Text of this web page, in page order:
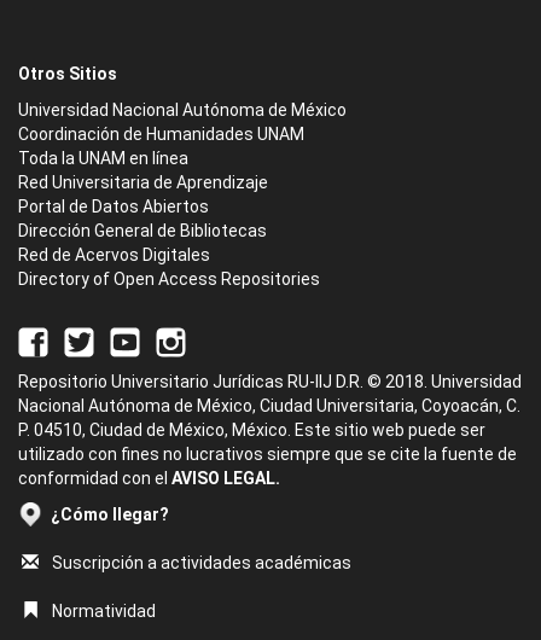
Otros Sitios
Universidad Nacional Autónoma de México
Coordinación de Humanidades UNAM
Toda la UNAM en línea
Red Universitaria de Aprendizaje
Portal de Datos Abiertos
Dirección General de Bibliotecas
Red de Acervos Digitales
Directory of Open Access Repositories
Repositorio Universitario Jurídicas RU-IIJ D.R. © 2018. Universidad
Nacional Autónoma de México, Ciudad Universitaria, Coyoacán, C.
P. 04510, Ciudad de México, México. Este sitio web puede ser
utilizado con fines no lucrativos siempre que se cite la fuente de
conformidad con el AVISO LEGAL.
¿Cómo llegar?
Suscripción a actividades académicas
Normatividad